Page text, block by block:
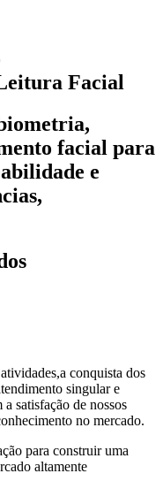
Facial
facial para
e
conquista dos
singular e
satisfação de nossos
no mercado.
para construir uma
altamente